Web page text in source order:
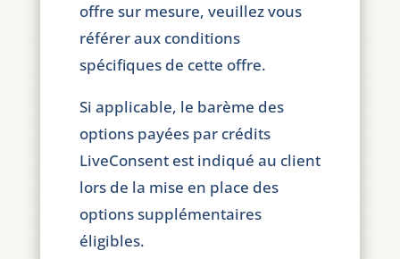
offre sur mesure, veuillez vous
référer aux conditions
spécifiques de cette offre.
Si applicable, le barème des
options payées par crédits
LiveConsent est indiqué au client
lors de la mise en place des
options supplémentaires
éligibles.